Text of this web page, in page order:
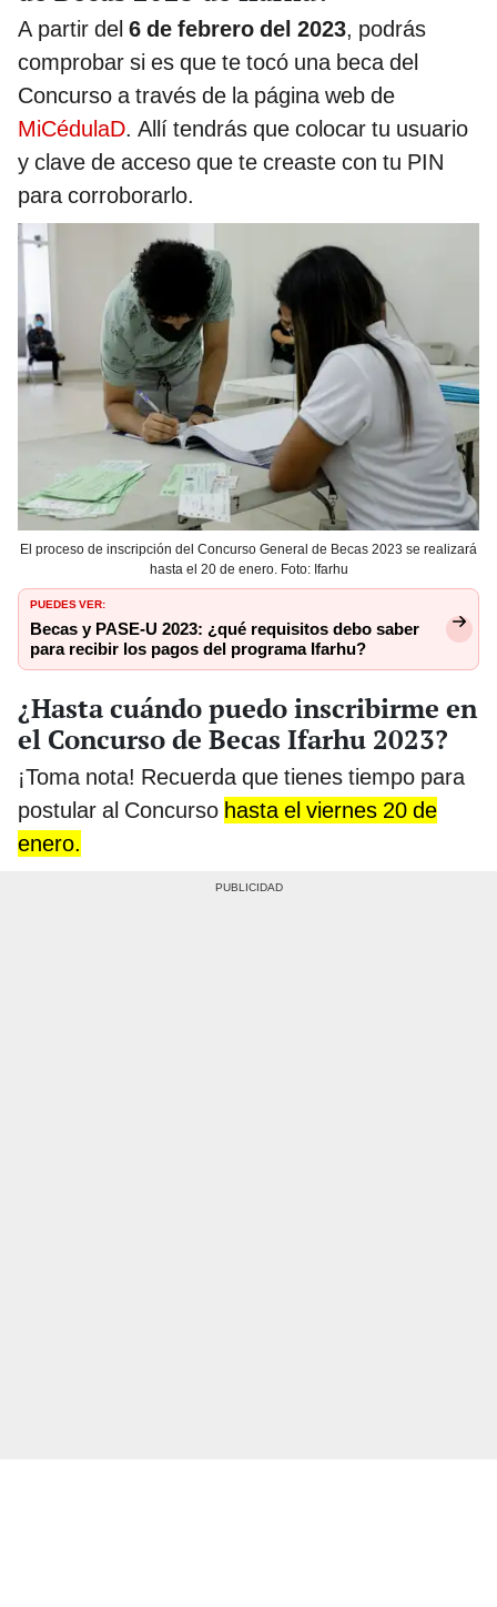
A partir del 6 de febrero del 2023, podrás
comprobar si es que te tocó una beca del
Concurso a través de la página web de
MiCédulaD. Allí tendrás que colocar tu usuario
y clave de acceso que te creaste con tu PIN
para corroborarlo.
El proceso de inscripción del Concurso General de Becas 2023 se realizará
hasta el 20 de enero. Foto: Ifarhu
PUEDES VER:
Becas y PASE-U 2023: ¿qué requisitos debo saber
para recibir los pagos del programa Ifarhu?
¿Hasta cuándo puedo inscribirme en
el Concurso de Becas Ifarhu 2023?
¡Toma nota! Recuerda que tienes tiempo para
postular al Concurso hasta el viernes 20 de
enero.